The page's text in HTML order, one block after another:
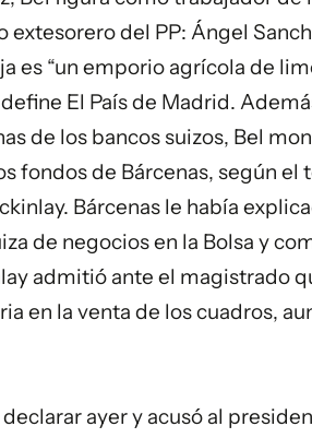
extesorero del PP: Ángel
es “un emporio agrícola de
El País de Madrid.
de los bancos suizos, Bel
fondos de Bárcenas, según el
Bárcenas le había
de negocios en la Bolsa y
admitió ante el magistrado
en la venta de los cuadros,
ayer y acusó al